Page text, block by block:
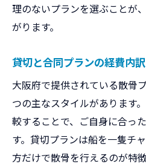
理のないプランを選ぶことが
がります。
貸切と合同プランの経費内
大阪府で提供されている散骨
つの主なスタイルがあります
較することで、ご自身に合っ
す。貸切プランは船を一隻チ
方だけで散骨を行えるのが特